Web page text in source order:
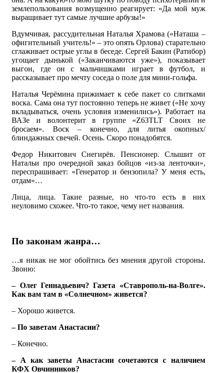
землепользования возмущенно реагирует: «Да мой муж
выращивает тут самые лучшие арбузы!»
Вдумчивая, рассудительная Наталья Храмова («Наташа –
офигительный учитель!» – это опять Орлова) старательно
сглаживает острые углы в беседе. Сергей Бакин (Ратибор)
угощает дынькой («Заканчиваются уже»), показывает
выгон, где он с мальчишками играет в футбол, и
рассказывает про мечту соседа о поле для мини-гольфа.
Наталья Черёмина прижимает к себе пакет со слитками
воска. Сама она тут постоянно теперь не живет («Не хочу
вкладываться, очень условия изменились»). Работает на
ВАЗе и волонтерит в группе «Z63TLT Своих не
бросаем». Воск – конечно, для литья окопных/
блиндажных свечей. Осень. Скоро понадобятся.
Федор Никитович Снегирёв. Пенсионер. Слышит от
Натальи про очередной заказ бойцов «из-за ленточки»,
переспрашивает: «Генератор и бензопила? У меня есть,
отдам»…
Лица, лица. Такие разные, но что-то есть в них
неуловимо схожее. Что-то такое, чему нет названия.
По законам жанра…
…я никак не мог обойтись без мнения другой стороны.
Звоню:
– Олег Геннадьевич? Газета «Ставрополь-на-Волге».
Как вам там в «Солнечном» живется?
– Хорошо живется.
– По заветам Анастасии?
– Конечно.
– А как заветы Анастасии сочетаются с наличием
КФХ Овчинников?